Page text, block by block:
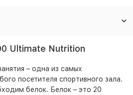
Ultimate Nutrition
– одна из самых
посетителя спортивного зала.
белок. Белок – это 20